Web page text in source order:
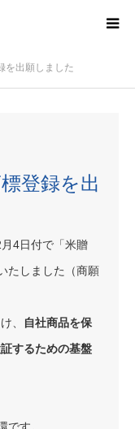
を出願しました
登録を出
4日付で「米贈
たしました（商願
、
自社商品を保
するための基盤